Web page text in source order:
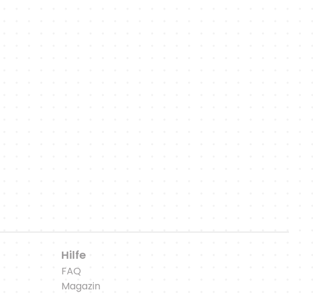
Hilfe
FAQ
Magazin